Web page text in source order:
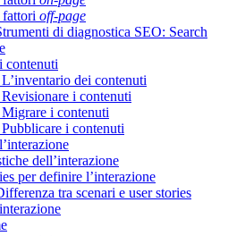
off-page
di diagnostica SEO: Search
contenuti
dei contenuti
i contenuti
i contenuti
i contenuti
dell’interazione
per definire l’interazione
tra scenari e user stories